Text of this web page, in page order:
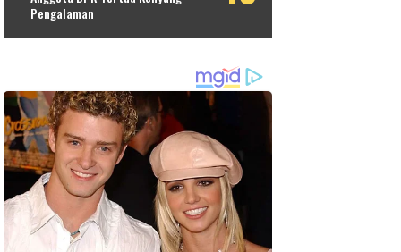
Pengalaman